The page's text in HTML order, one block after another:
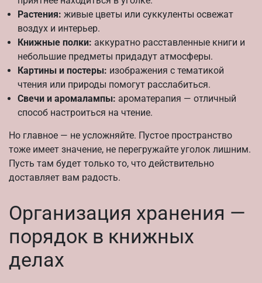
Растения: живые цветы или суккуленты освежат
воздух и интерьер.
Книжные полки: аккуратно расставленные книги и
небольшие предметы придадут атмосферы.
Картины и постеры: изображения с тематикой
чтения или природы помогут расслабиться.
Свечи и аромалампы: ароматерапия — отличный
способ настроиться на чтение.
Но главное — не усложняйте. Пустое пространство
тоже имеет значение, не перегружайте уголок лишним.
Пусть там будет только то, что действительно
доставляет вам радость.
Организация хранения —
порядок в книжных
делах